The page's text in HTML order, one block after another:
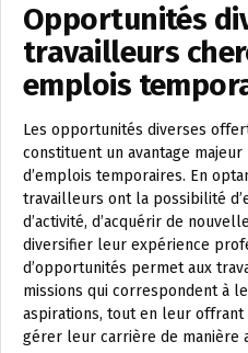
Opportunités
travailleurs
emplois
Les opportunités diverses
constituent un avantage
d’emplois temporaires. En
travailleurs ont la possibilité
d’activité, d’acquérir de
diversifier leur expérience
d’opportunités permet aux
missions qui correspondent à
aspirations, tout en leur
gérer leur carrière de manière